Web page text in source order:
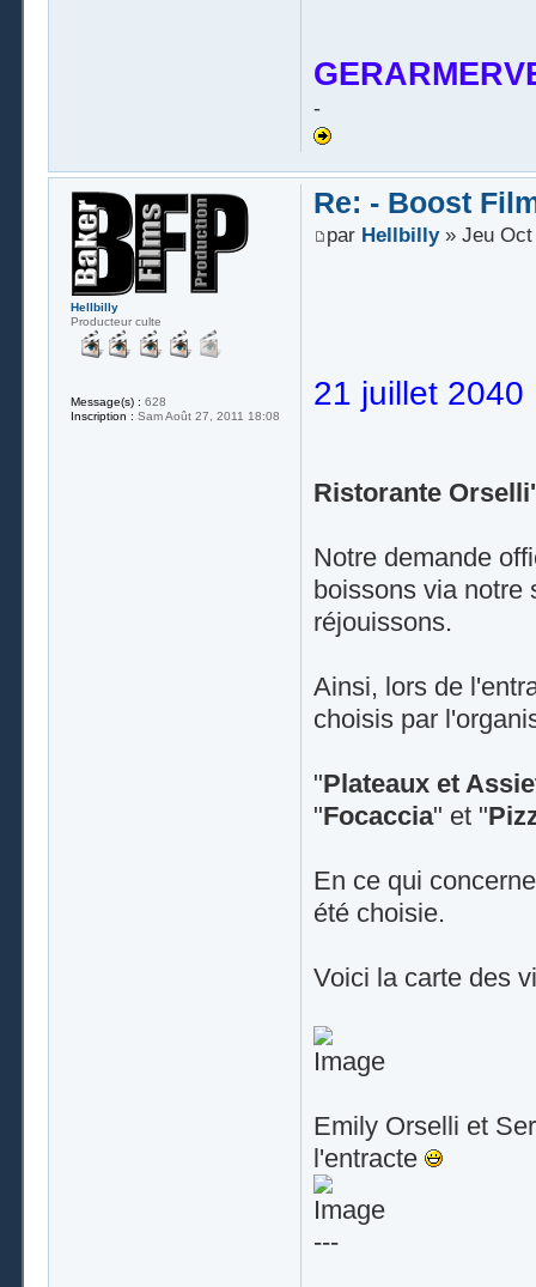
-
Re: - Boost
par Hellbilly» Jeu Oct
21 juillet 2040
Ristorante
Notre demande
boissons via notre
réjouissons.
Ainsi, lors de
choisis par
"Plateaux et
"Focaccia" et "
En ce qui
été choisie.
Voici la carte des
Emily Orselli et
l'entracte
---
Hellbilly
Producteur culte
Message(s) : 628
Inscription : Sam Août 27, 2011 18:08